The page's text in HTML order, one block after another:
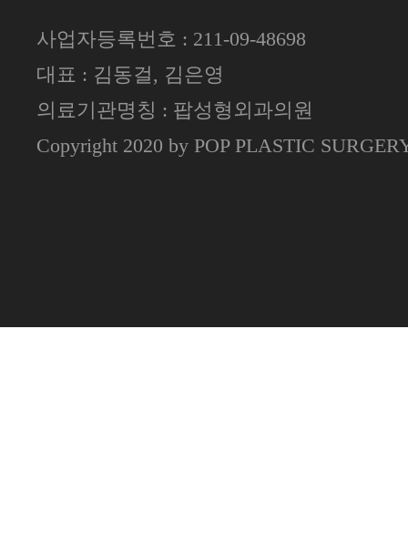
사업자등록번호 : 211-09-48698
대표 : 김동걸, 김은영
의료기관명칭 : 팝성형외과의원
Copyright 2020 by POP PLASTIC